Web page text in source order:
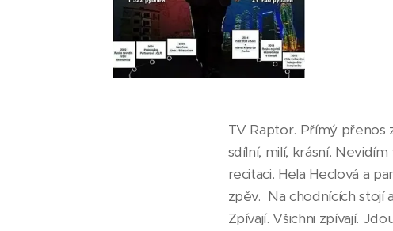
TV Raptor. Přímý přenos
sdílní, milí, krásní.
recitaci. Hela Heclová a
zpěv. Na chodnících stojí
Zpívají. Všichni zpívají.